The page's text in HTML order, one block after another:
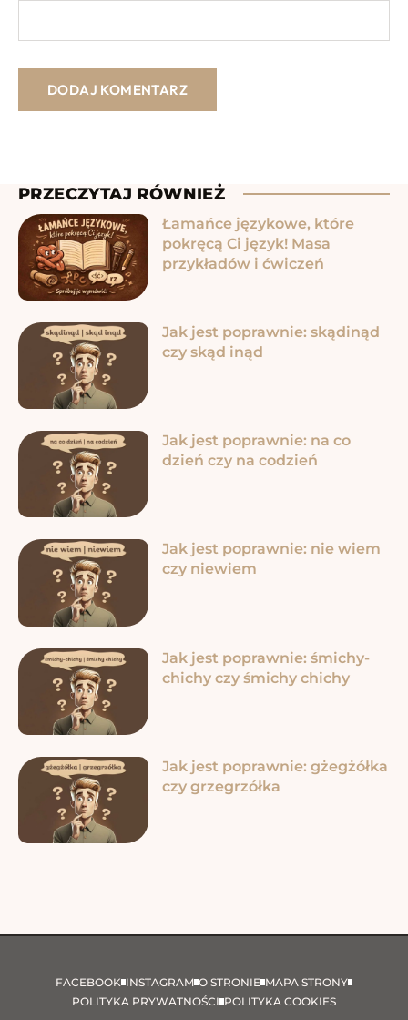
PRZECZYTAJ RÓWNIEŻ
Łamańce językowe, które
pokręcą Ci język! Masa
przykładów i ćwiczeń
Jak jest poprawnie: skądinąd
czy skąd inąd
Jak jest poprawnie: na co
dzień czy na codzień
Jak jest poprawnie: nie wiem
czy niewiem
Jak jest poprawnie: śmichy-
chichy czy śmichy chichy
Jak jest poprawnie: gżegżółka
czy grzegrzółka
FACEBOOK INSTAGRAM O STRONIE MAPA STRONY
POLITYKA PRYWATNOŚCI POLITYKA COOKIES